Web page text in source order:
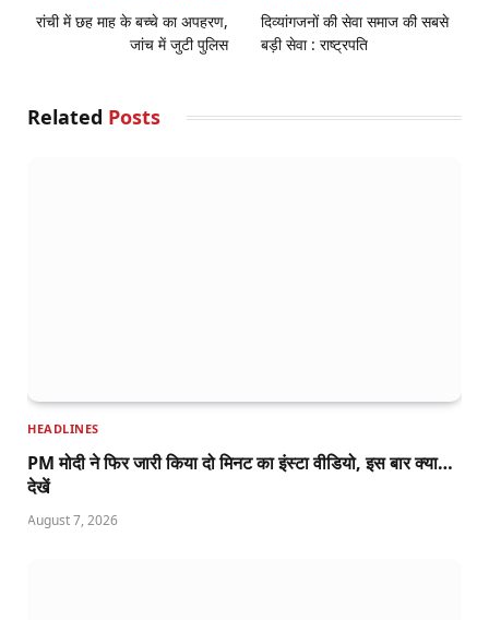
रांची में छह माह के बच्चे का अपहरण,
जांच में जुटी पुलिस
दिव्यांगजनों की सेवा समाज की सबसे
बड़ी सेवा : राष्ट्रपति
Related Posts
HEADLINES
PM मोदी ने फिर जारी किया दो मिनट का इंस्टा वीडियो, इस बार क्या…
देखें
August 7, 2026